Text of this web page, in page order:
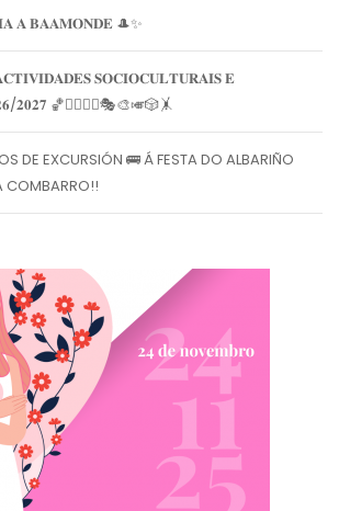
𝐀 𝐁𝐀𝐀𝐌𝐎𝐍𝐃𝐄 🎩✨
𝐒𝐎𝐂𝐈𝐎𝐂𝐔𝐋𝐓𝐔𝐑𝐀𝐈𝐒 𝐄
🏀🏊‍♀️🧘‍♀️🎭🎨🎺🎲🤸
DE EXCURSIÓN 🚌 Á FESTA DO ALBARIÑO
COMBARRO!!